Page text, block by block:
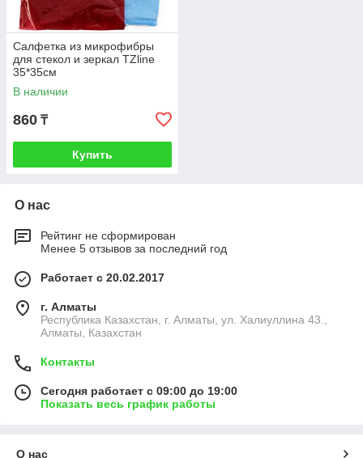
Салфетка из микрофибры
для стекол и зеркал TZline
35*35см
В наличии
860 ₸
Купить
О нас
Рейтинг не сформирован
Менее 5 отзывов за последний год
Работает с 20.02.2017
г. Алматы
Республика Казахстан, г. Алматы, ул. Халиуллина 43.,
Алматы, Казахстан
Контакты
Сегодня работает с 09:00 до 19:00
Показать весь график работы
О нас